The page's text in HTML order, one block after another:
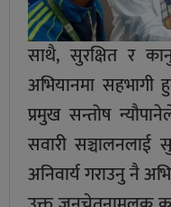
साथै, सुरक्षित र
अभियानमा सहभागी
प्रमुख सन्तोष
सवारी सञ्चालनलाई
अनिवार्य गराउनु नै